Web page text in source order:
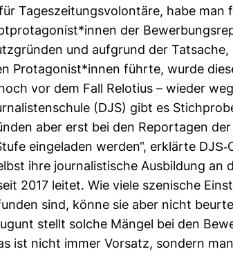
Tages­zei­tungs­vo­lon­täre, habe
der
und auf­grund der
Prot­ago­nist*innen führte, wurde
vor dem Fall Relo­tius – wieder
(DJS) gibt es
aber erst bei den Repor­tagen
ein­ge­laden werden“, erklärte
ihre jour­na­lis­ti­sche Aus­bil­dung an
2017 leitet. Wie viele sze­ni­sche
sind, könne sie aber nicht
stellt solche Mängel bei den
ist nicht immer Vor­satz, son­dern